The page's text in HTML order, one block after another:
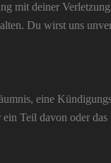
mit deiner
Du wirst uns
eine
Teil davon oder